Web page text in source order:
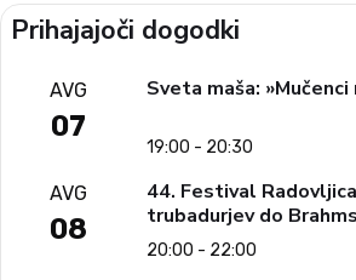
Prihajajoči dogodki
AVG
07
Sveta maša:
19:00 - 20:30
AVG
08
44. Festival
trubadurjev do
20:00 - 22:00